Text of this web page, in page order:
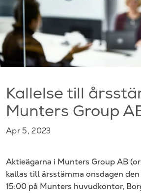
Kallelse till
Munters Group
Apr 5, 2023
Aktieägarna i Munters Group AB
kallas till årsstämma onsdagen den
15:00 på Munters huvudkontor,